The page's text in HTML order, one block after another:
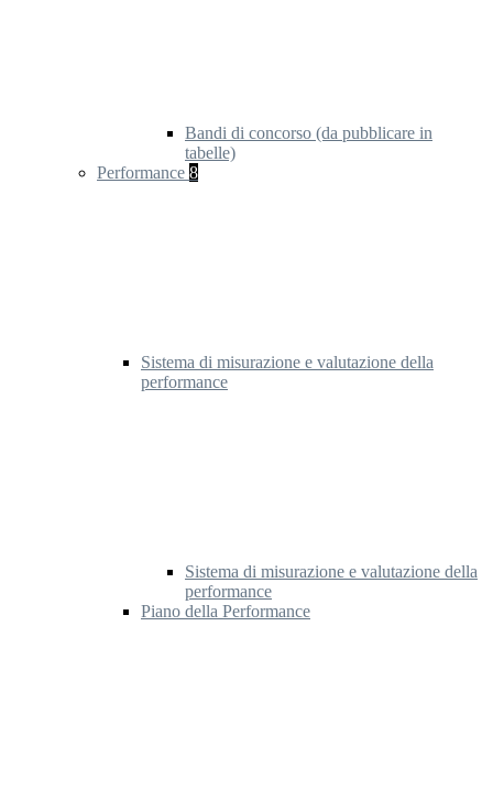
Bandi di concorso (da pubblicare in
tabelle)
Performance 8
Sistema di misurazione e valutazione della
performance
Sistema di misurazione e valutazione della
performance
Piano della Performance